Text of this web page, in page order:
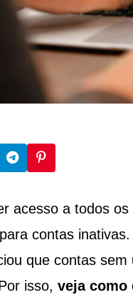
acesso a todos
contas
que contas
isso, veja como